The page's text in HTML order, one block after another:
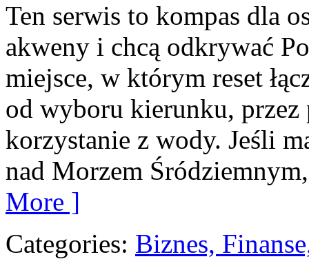
Ten serwis to kompas dla
akweny i chcą odkrywać
miejsce, w którym reset
od wyboru kierunku,
korzystanie z wody. Jeśli
nad Morzem
More ]
Categories: Biznes,